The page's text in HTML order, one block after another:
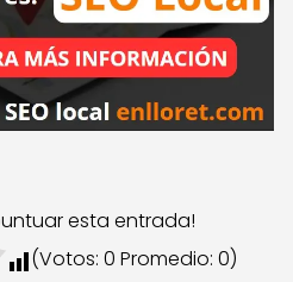
esta entrada!
(Votos: 0 Promedio: 0)